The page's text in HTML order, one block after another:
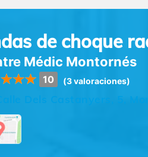
de choque
Médic Montornés
10 (3 valoraciones)